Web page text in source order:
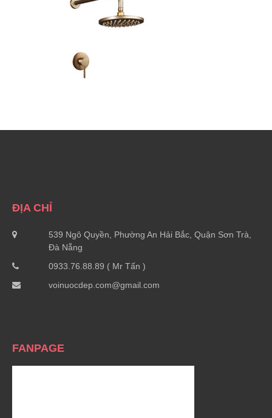
ĐỊA CHỈ
539 Ngô Quyền, Phường An Hải Bắc, Quận Sơn Trà,
Đà Nẵng
0933.76.88.89 ( Mr Tấn )
voinuocdep.com@gmail.com
FANPAGE